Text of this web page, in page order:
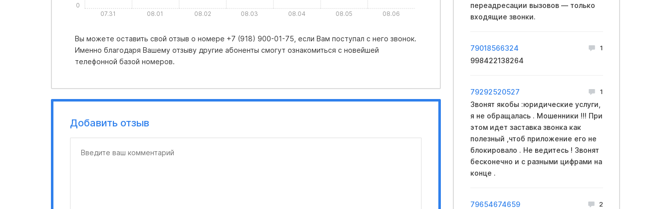
07.31 08.01 08.02 08.03 08.04 08.05 08.06
0
Вы можете оставить свой отзыв о номере +7 (918) 900-01-75, если Вам поступал с него звонок.
Именно благодаря Вашему отзыву другие абоненты смогут ознакомиться с новейшей
телефонной базой номеров.
Добавить отзыв
переадресации вызовов — только
входящие звонки.
79018566324 1
998422138264
79292520527 1
Звонят якобы :юридические услуги,
я не обращалась . Мошенники !!! При
этом идет заставка звонка как
полезный ,чтоб приложение его не
блокировало . Не ведитесь ! Звонят
бесконечно и с разными цифрами на
конце .
79654674659 2